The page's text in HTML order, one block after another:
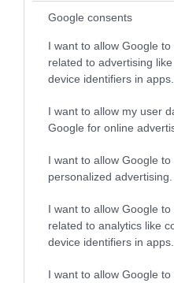
Google consents
I want to allow Google
related to advertising
device identifiers in apps.
I want to allow my user
Google for online
I want to allow Google to
personalized advertising.
I want to allow Google
related to analytics like
device identifiers in apps.
I want to allow Google
Ιράν: «Το άνοιγμα
εξαρτάται από την
μας από τις ΗΠΑ»